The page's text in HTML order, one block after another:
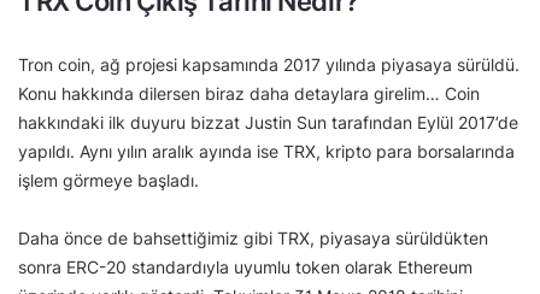
Tron coin, ağ projesi kapsamında 2017 yılında piyasaya sürüldü.
Konu hakkında dilersen biraz daha detaylara girelim… Coin
hakkındaki ilk duyuru bizzat Justin Sun tarafından Eylül 2017’de
yapıldı. Aynı yılın aralık ayında ise TRX, kripto para borsalarında
işlem görmeye başladı.
Daha önce de bahsettiğimiz gibi TRX, piyasaya sürüldükten
sonra ERC-20 standardıyla uyumlu token olarak Ethereum